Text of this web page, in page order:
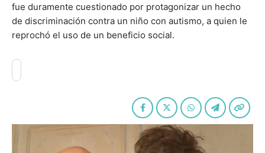
fue duramente cuestionado por protagonizar un hecho
de discriminación contra un niño con autismo, a quien le
reprochó el uso de un beneficio social.